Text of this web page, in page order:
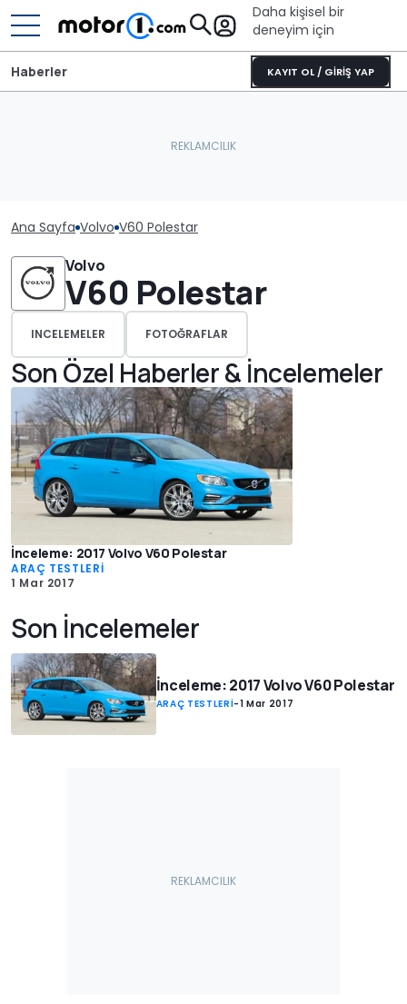
Daha kişisel bir
deneyim için
KAYIT OL / GİRİŞ YAP
Haberler
Ana Sayfa Volvo V60 Polestar
Volvo
V60 Polestar
INCELEMELER FOTOĞRAFLAR
Son Özel Haberler & İncelemeler
İnceleme: 2017 Volvo V60 Polestar
ARAÇ TESTLERİ
1 Mar 2017
Son İncelemeler
İnceleme: 2017 Volvo V60 Polestar
ARAÇ TESTLERİ-1 Mar 2017